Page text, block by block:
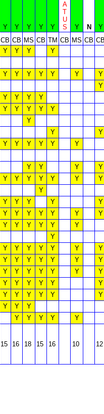
Y Y Y Y Y
A
T
U
S
Y N
Y
CB CB MS CB TM CB MS CB
Y Y Y
Y
Y Y Y Y Y Y
Y
Y
Y Y Y
Y
Y Y Y Y
Y
Y
Y
Y
Y Y Y Y Y
Y
Y Y Y
Y
Y Y Y Y Y Y
Y
Y
Y Y Y Y
Y
Y Y Y Y Y Y
Y
Y Y Y Y Y
Y
Y
Y Y Y Y Y Y
Y
Y Y Y Y Y Y
Y
Y Y Y Y Y Y
Y
Y Y Y Y Y
Y
Y Y Y Y Y
Y
Y Y
Y
Y Y Y Y Y
15 16 18 15 16 10 12